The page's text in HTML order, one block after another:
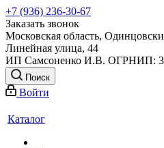
+7 (936) 236-30-67
Заказать звонок
Московская область,
Линейная улица, 44
ИП Самсоненко И.В. ОГРНИП:
Поиск
Войти
Каталог